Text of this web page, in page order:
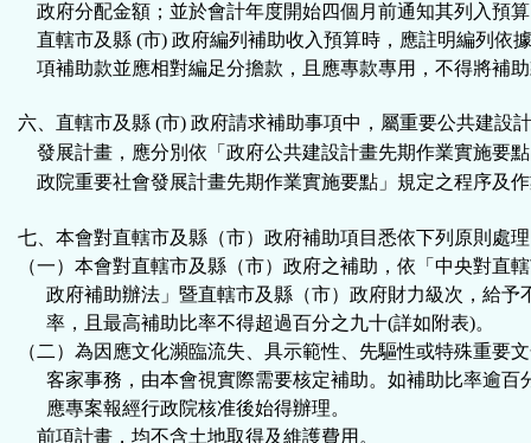
政府分配金額；並於會計年度開始四個月前通知其列入預
直轄市及縣 (市) 政府編列補助收入預算時，應註明編列依
項補助款並應相對編足分擔款，且應專款專用，不得將補
六、直轄市及縣 (市) 政府請求補助事項中，屬重要公共建設
發展計畫， 應分別依「政府公共建設計畫先期作業實施要
政院重要社會發展計畫先期作業實施要點」規定之程序及
七、本會對直轄市及縣（市）政府補助項目悉依下列原則處
（一）本會對直轄市及縣（市）政府之補助，依「中央對直
政府補助辦法」暨直轄市及縣（市）政府財力級次， 給予
率，且最高補助比率不得超過百分之九十(詳如附表)。
（二）為因應文化瀕臨流失、具示範性、先驅性或特殊重要
客家事務，由本會視實際需要核定補助。 如補助比率逾百
應專案報經行政院核准後始得辦理。
前項計畫，均不含土地取得及維護費用。